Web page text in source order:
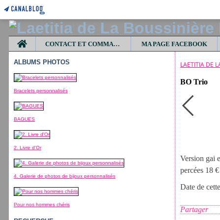
Home
CONTACT ET COMMANDES MA PAGE FACEBOOK
ALBUMS PHOTOS
Bracelets personnalisés
BAGUES
2. Livre d'Or
4. Galerie de photos de bijoux personnalisés
Pour nos hommes chéris
LAETITIA DE
BO Trio
Version gai
percées 18 €
Date de
Partager